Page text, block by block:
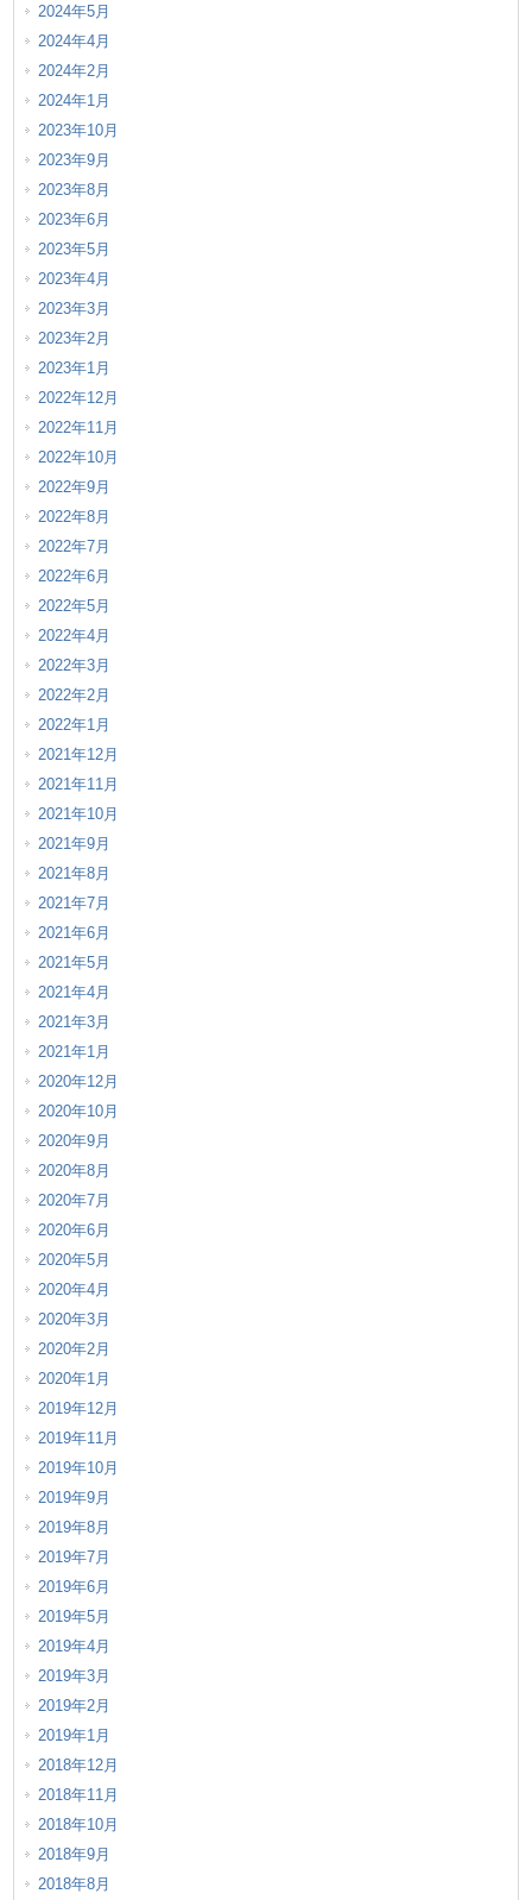
2024年5月
2024年4月
2024年2月
2024年1月
2023年10月
2023年9月
2023年8月
2023年6月
2023年5月
2023年4月
2023年3月
2023年2月
2023年1月
2022年12月
2022年11月
2022年10月
2022年9月
2022年8月
2022年7月
2022年6月
2022年5月
2022年4月
2022年3月
2022年2月
2022年1月
2021年12月
2021年11月
2021年10月
2021年9月
2021年8月
2021年7月
2021年6月
2021年5月
2021年4月
2021年3月
2021年1月
2020年12月
2020年10月
2020年9月
2020年8月
2020年7月
2020年6月
2020年5月
2020年4月
2020年3月
2020年2月
2020年1月
2019年12月
2019年11月
2019年10月
2019年9月
2019年8月
2019年7月
2019年6月
2019年5月
2019年4月
2019年3月
2019年2月
2019年1月
2018年12月
2018年11月
2018年10月
2018年9月
2018年8月